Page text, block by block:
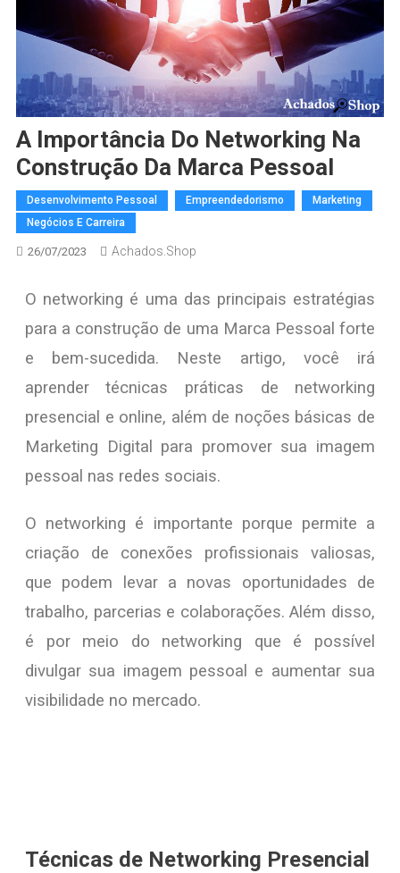
A Importância Do Networking Na
Construção Da Marca Pessoal
Desenvolvimento Pessoal Empreendedorismo
Marketing
Negócios E Carreira
26/07/2023 Achados.Shop
O networking é uma das principais estratégias
para a construção de uma Marca Pessoal forte
e bem-sucedida. Neste artigo, você irá
aprender técnicas práticas de networking
presencial e online, além de noções básicas de
Marketing Digital para promover sua imagem
pessoal nas redes sociais.
O networking é importante porque permite a
criação de conexões profissionais valiosas,
que podem levar a novas oportunidades de
trabalho, parcerias e colaborações. Além disso,
é por meio do networking que é possível
divulgar sua imagem pessoal e aumentar sua
visibilidade no mercado.
Técnicas de Networking Presencial